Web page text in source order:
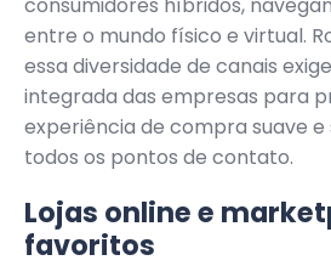
entre o mundo físico e virtual.
essa diversidade de canais
integrada das empresas para
experiência de compra suave
todos os pontos de contato.
Lojas online e
favoritos